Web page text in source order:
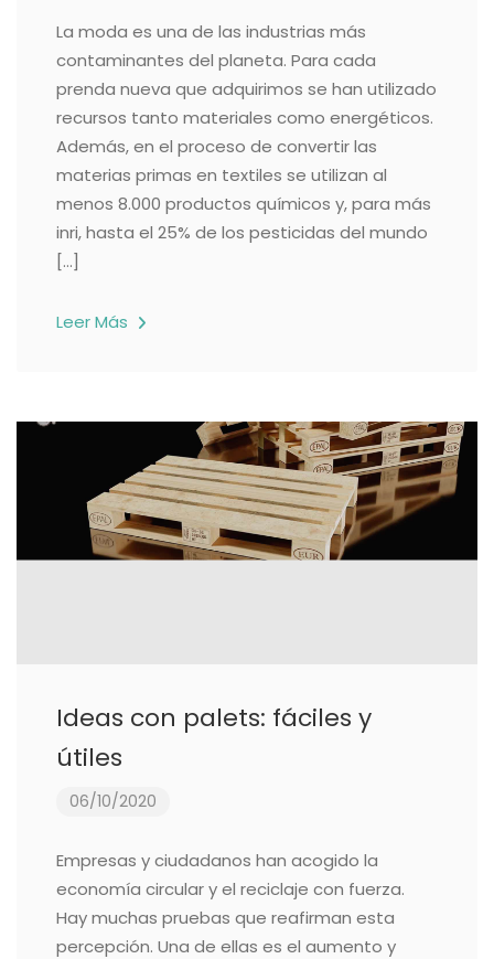
La moda es una de las industrias más
contaminantes del planeta. Para cada
prenda nueva que adquirimos se han utilizado
recursos tanto materiales como energéticos.
Además, en el proceso de convertir las
materias primas en textiles se utilizan al
menos 8.000 productos químicos y, para más
inri, hasta el 25% de los pesticidas del mundo
[…]
Leer Más
Ideas con palets: fáciles y
útiles
06/10/2020
Empresas y ciudadanos han acogido la
economía circular y el reciclaje con fuerza.
Hay muchas pruebas que reafirman esta
percepción. Una de ellas es el aumento y